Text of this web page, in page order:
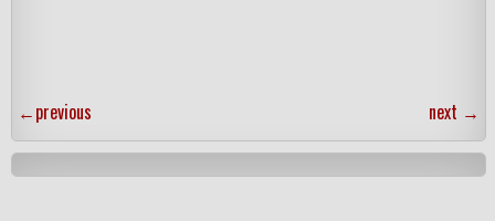
←previous next →